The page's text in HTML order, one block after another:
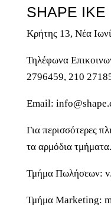
SHAPE ΙΚΕ
Κρήτης 13, Νέα
Τηλέφωνα
2796459, 210
Email:
Για περισσότερες
τα αρμόδια τμήματα.
Τμήμα Πωλήσεων:
Τμήμα Marketing: